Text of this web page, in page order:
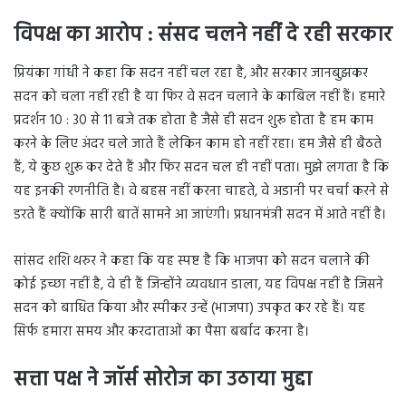
विपक्ष का आरोप : संसद चलने नहीं दे रही सरकार
प्रियंका गांधी ने कहा कि सदन नहीं चल रहा है, और सरकार जानबुझकर
सदन को चला नहीं रही है या फिर वे सदन चलाने के काबिल नहीं हैं। हमारे
प्रदर्शन 10 : 30 से 11 बजे तक होता है जैसे ही सदन शुरू होता है हम काम
करने के लिए अंदर चले जाते हैं लेकिन काम हो नहीं रहा। हम जैसे ही बैठते
हैं, ये कुछ शुरू कर देते हैं और फिर सदन चल ही नहीं पता। मुझे लगता है कि
यह इनकी रणनीति है। वे बहस नहीं करना चाहते, वे अडानी पर चर्चा करने से
डरते हैं क्योंकि सारी बातें सामने आ जाएंगी। प्रधानमंत्री सदन में आते नहीं है।
सांसद शशि थरुर ने कहा कि यह स्पष्ट है कि भाजपा को सदन चलाने की
कोई इच्छा नहीं है, वे ही हैं जिन्होंने व्यवधान डाला, यह विपक्ष नहीं है जिसने
सदन को बाधित किया और स्पीकर उन्हें (भाजपा) उपकृत कर रहे हैं। यह
सिर्फ हमारा समय और करदाताओं का पैसा बर्बाद करना है।
सत्ता पक्ष नेजॉर्स सोरोज का उठाया मुद्दा